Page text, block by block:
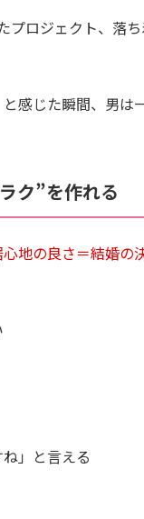
ロジェクト、落ち
感じた瞬間、男は
ク”を作れる
地の良さ＝結婚の
」と言える